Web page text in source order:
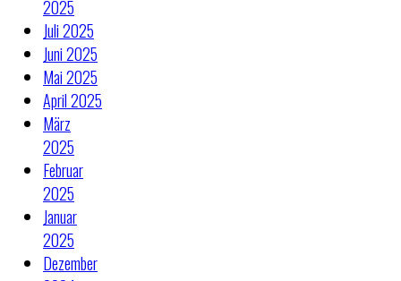
2025
Juli 2025
Juni 2025
Mai 2025
April 2025
März
2025
Februar
2025
Januar
2025
Dezember